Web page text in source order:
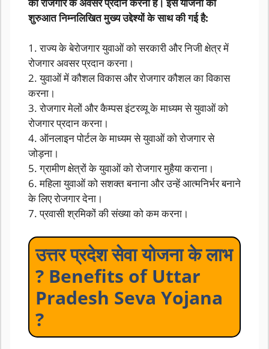
शुरुआत निम्नलिखित मुख्य उद्देश्यों के साथ की गई है:
1. राज्य के बेरोजगार युवाओं को सरकारी और निजी क्षेत्र में
रोजगार अवसर प्रदान करना।
2. युवाओं में कौशल विकास और रोजगार कौशल का विकास
करना।
3. रोजगार मेलों और कैम्पस इंटरव्यू के माध्यम से युवाओं को
रोजगार प्रदान करना।
4. ऑनलाइन पोर्टल के माध्यम से युवाओं को रोजगार से
जोड़ना।
5. ग्रामीण क्षेत्रों के युवाओं को रोजगार मुहैया कराना।
6. महिला युवाओं को सशक्त बनाना और उन्हें आत्मनिर्भर बनाने
के लिए रोजगार देना।
7. प्रवासी श्रमिकों की संख्या को कम करना।
उत्तर प्रदेश सेवा योजना के लाभ
? Benefits of Uttar
Pradesh Seva Yojana
?